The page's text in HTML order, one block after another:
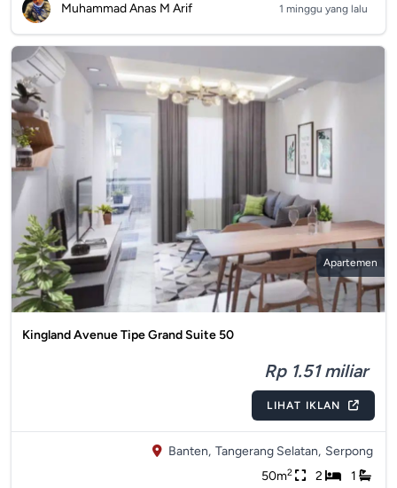
Muhammad Anas M Arif 1 minggu yang lalu
Apartemen
Kingland Avenue Tipe Grand Suite 50
Rp 1.51 miliar
LIHAT IKLAN
Banten, Tangerang Selatan, Serpong
50m2 2 1